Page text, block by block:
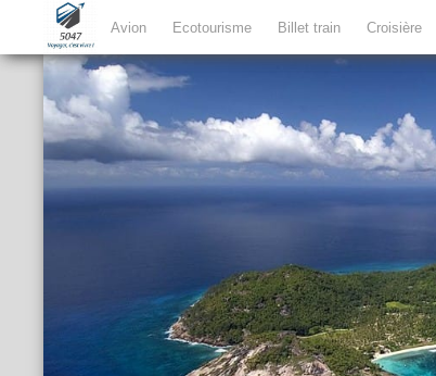
Avion Ecotourisme Billet train Croisière